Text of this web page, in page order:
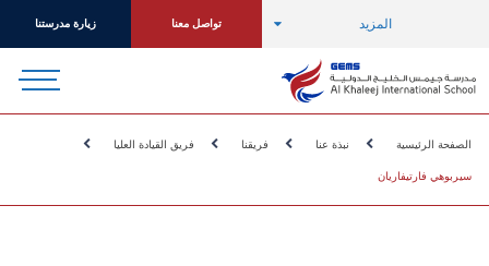
المزيد تواصل معنا زيارة مدرستنا
الصفحة الرئيسية نبذة عنا فريقنا فريق القيادة العليا
سيربوهي فارتيفاريان